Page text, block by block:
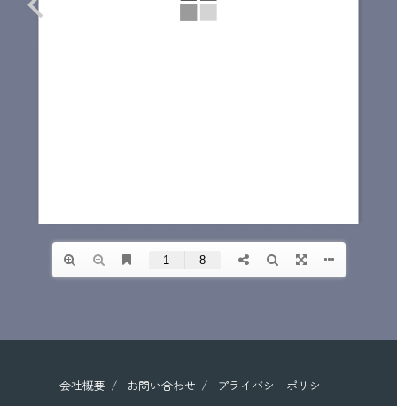
会社概要 お問い合わせ プライバシーポリシー